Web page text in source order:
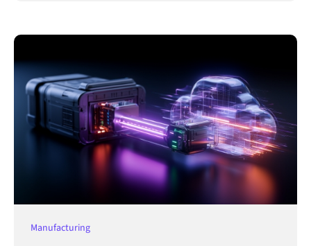
Manufacturing